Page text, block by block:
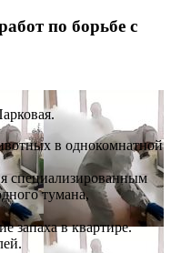
по борьбе с
в однокомнатной
специализированным
тумана,
запаха в квартире.